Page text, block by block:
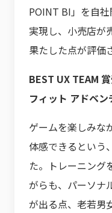
POINT BI」を自
実現し、小売店が
果たした点が評価
BEST UX TEAM
フィット アドベ
ゲームを楽しみな
体感できるという
た。トレーニング
がらも、パーソナ
が出る点、老若男